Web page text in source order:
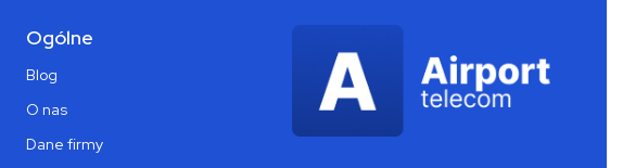
Ogólne
Blog
O nas
Dane firmy